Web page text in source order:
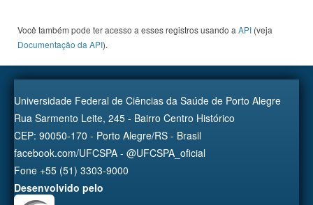
Você também pode ter acesso a esses registros usando a API (veja
Documentação da API).
Universidade Federal de Ciências da Saúde de Porto Alegre
Rua Sarmento Leite, 245 - Bairro Centro Histórico
CEP: 90050-170 - Porto Alegre/RS - Brasil
facebook.com/UFCSPA - @UFCSPA_oficial
Fone +55 (51) 3303-9000
Desenvolvido pelo